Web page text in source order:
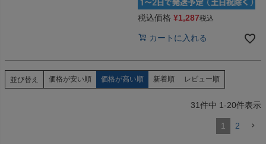
税込価格 ¥1,287税込
カートに入れる
並び替え 価格が安い順 価格が高い順 新着順 レビュー順
31件中 1-20件表示
1 2